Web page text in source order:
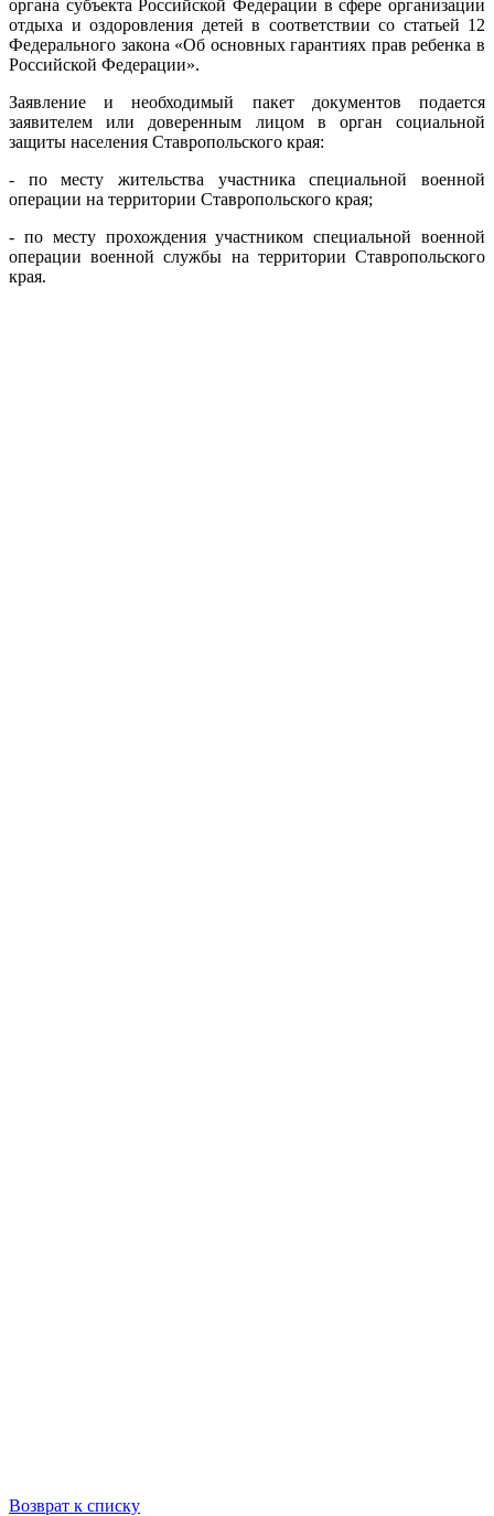
органа субъекта Российской Федерации в сфере организации
отдыха и оздоровления детей в соответствии со статьей 12
Федерального закона «Об основных гарантиях прав ребенка в
Российской Федерации».
Заявление и необходимый пакет документов подается
заявителем или доверенным лицом в орган социальной
защиты населения Ставропольского края:
- по месту жительства участника специальной военной
операции на территории Ставропольского края;
- по месту прохождения участником специальной военной
операции военной службы на территории Ставропольского
края.
Возврат к списку